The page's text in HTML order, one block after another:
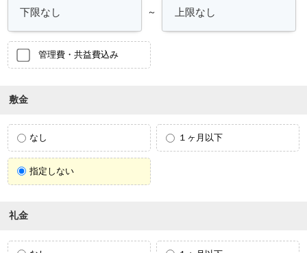
～
管理費・共益費込み
敷金
なし １ヶ月以下
指定しない
礼金